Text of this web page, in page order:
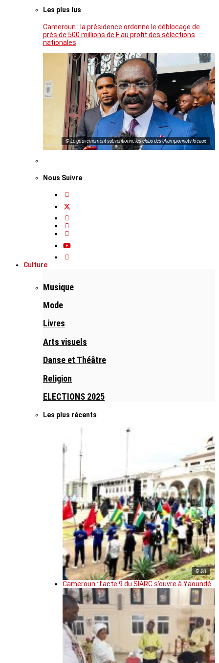
Les plus lus
Cameroun : la présidence ordonne le déblocage de
près de 500 millions de F au profit des sélections
nationales
© Le gouvernement subventionne les clubs des championnats locaux
Nous Suivre
Culture
Musique
Mode
Livres
Arts visuels
Danse et Théâtre
Religion
ELECTIONS 2025
Les plus récents
© DR
Cameroun : l’acte 9 du SIARC s’ouvre à Yaoundé